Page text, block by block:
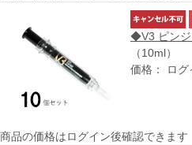
◆V3 ピンジ
（10ml）
価格： ログ
商品の価格はログイン後確認できます